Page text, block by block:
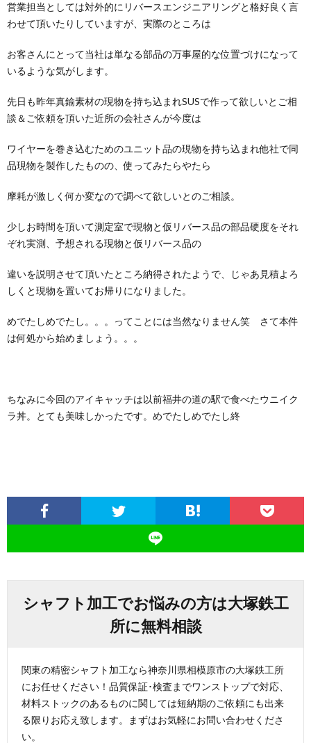
営業担当としては対外的にリバースエンジニアリングと格好良く言
わせて頂いたりしていますが、実際のところは
お客さんにとって当社は単なる部品の万事屋的な位置づけになって
いるような気がします。
先日も昨年真鍮素材の現物を持ち込まれSUSで作って欲しいとご相
談＆ご依頼を頂いた近所の会社さんが今度は
ワイヤーを巻き込むためのユニット品の現物を持ち込まれ他社で同
品現物を製作したものの、使ってみたらやたら
摩耗が激しく何か変なので調べて欲しいとのご相談。
少しお時間を頂いて測定室で現物と仮リバース品の部品硬度をそれ
ぞれ実測、予想される現物と仮リバース品の
違いを説明させて頂いたところ納得されたようで、じゃあ見積よろ
しくと現物を置いてお帰りになりました。
めでたしめでたし。。。ってことには当然なりません笑 さて本件
は何処から始めましょう。。。
ちなみに今回のアイキャッチは以前福井の道の駅で食べたウニイク
ラ丼。とても美味しかったです。めでたしめでたし終
シャフト加工でお悩みの方は大塚鉄工
所に無料相談
関東の精密シャフト加工なら神奈川県相模原市の大塚鉄工所
にお任せください！品質保証･検査までワンストップで対応、
材料ストックのあるものに関しては短納期のご依頼にも出来
る限りお応え致します。まずはお気軽にお問い合わせくださ
い。